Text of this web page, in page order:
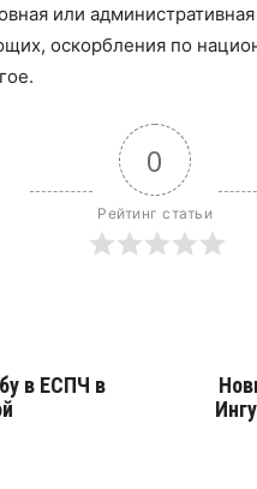
или
оскорбления по
0
Рейтинг статьи
в ЕСПЧ в